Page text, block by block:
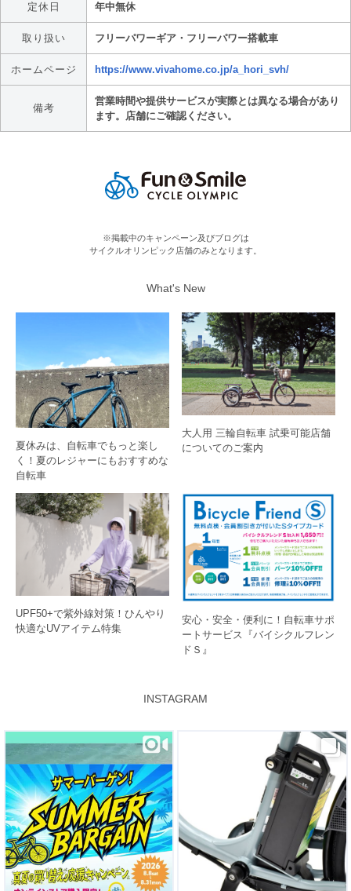
定休日 年中無休
取り扱い フリーパワーギア・フリーパワー搭載車
ホームページ https://www.vivahome.co.jp/a_hori_svh/
備考
営業時間や提供サービスが実際とは異なる場合があり
ます。店舗にご確認ください。
※掲載中のキャンペーン及びブログは
サイクルオリンピック店舗のみとなります。
What's New
夏休みは、自転車でもっと楽し
く！夏のレジャーにもおすすめな
自転車
大人用 三輪自転車 試乗可能店舗
についてのご案内
UPF50+で紫外線対策！ひんやり
快適なUVアイテム特集
安心・安全・便利に！自転車サポ
ートサービス『バイシクルフレン
ドＳ』
INSTAGRAM